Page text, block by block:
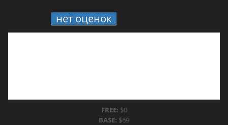
нет оценок
FREE: $0
BASE: $69